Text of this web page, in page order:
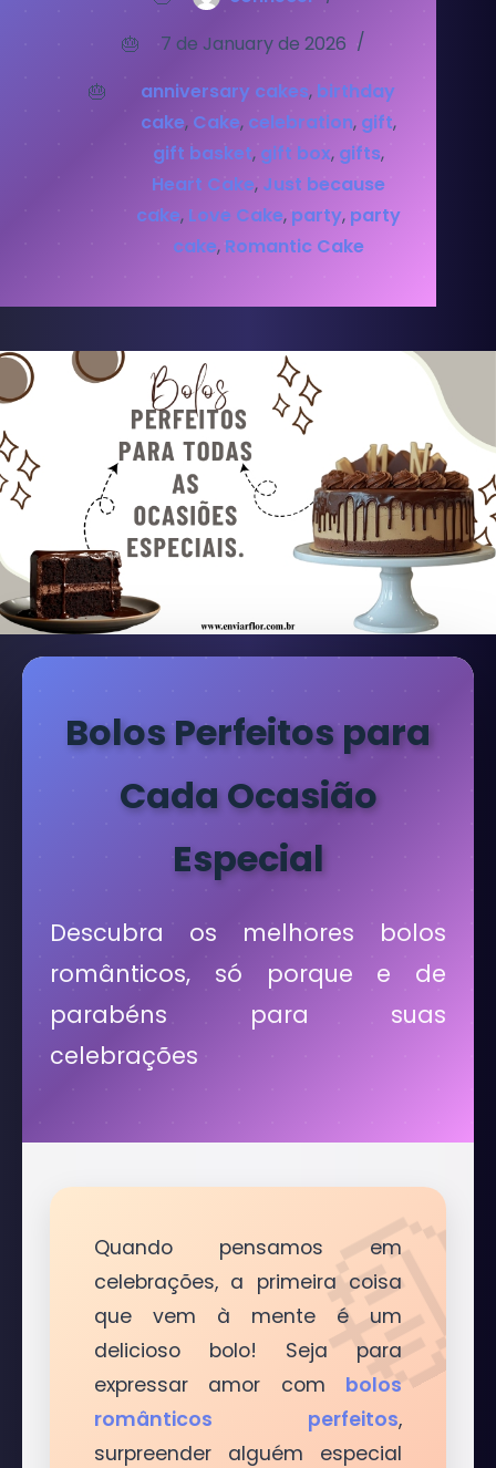
7 de January de 2026
anniversary cakes, birthday
cake, Cake, celebration, gift,
gift basket, gift box, gifts,
Heart Cake, Just because
cake, Love Cake, party, party
cake, Romantic Cake
Bolos Perfeitos para
Cada Ocasião
Especial
Descubra os melhores bolos
românticos, só porque e de
parabéns para suas
celebrações
Quando pensamos em
celebrações, a primeira coisa
que vem à mente é um
delicioso bolo! Seja para
expressar amor com bolos
românticos perfeitos,
surpreender alguém especial